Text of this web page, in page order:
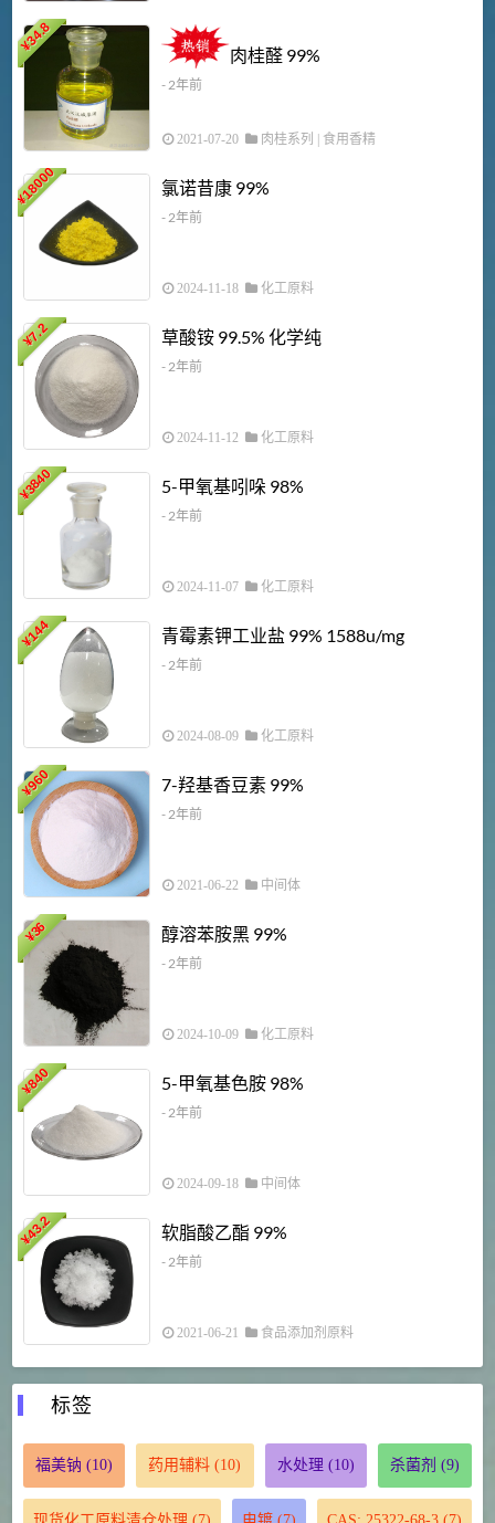
¥
34.8
肉桂醛 99%
- 2年前
2021-07-20 肉桂系列 食用香精
¥
18000 氯诺昔康 99%
- 2年前
2024-11-18 化工原料
¥
7.2 草酸铵 99.5% 化学纯
- 2年前
2024-11-12 化工原料
¥
3840 5-甲氧基吲哚 98%
- 2年前
2024-11-07 化工原料
¥
144 青霉素钾工业盐 99% 1588u/mg
- 2年前
2024-08-09 化工原料
¥
960 7-羟基香豆素 99%
- 2年前
2021-06-22 中间体
¥
36 醇溶苯胺黑 99%
- 2年前
2024-10-09 化工原料
¥
840 5-甲氧基色胺 98%
- 2年前
2024-09-18 中间体
¥
43.2 软脂酸乙酯 99%
- 2年前
2021-06-21 食品添加剂原料
标签
福美钠 (10) 药用辅料 (10) 水处理 (10) 杀菌剂 (9)